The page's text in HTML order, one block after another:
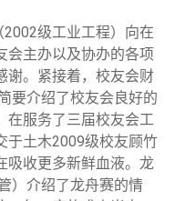
级工业工程）向在
会主办以及协办的各项
谢。紧接着，校友会财
要介绍了校友会良好的
在服务了三届校友会工
于土木2009级校友顾竹
吸收更多新鲜血液。龙
）介绍了龙舟赛的情